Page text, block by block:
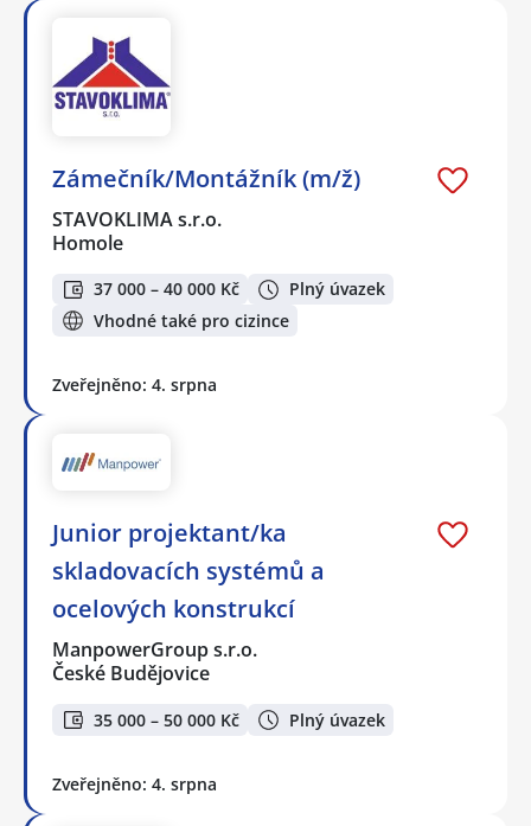
Zámečník/Montážník (m/ž)
STAVOKLIMA s.r.o.
Homole
37 000 – 40 000 Kč
Plný úvazek
Vhodné také pro cizince
Zveřejněno: 4. srpna
Junior projektant/ka
skladovacích systémů a
ocelových konstrukcí
ManpowerGroup s.r.o.
České Budějovice
35 000 – 50 000 Kč Plný úvazek
Zveřejněno: 4. srpna